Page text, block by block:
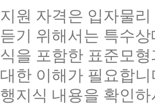
지원 자격은 입자물
듣기 위해서는 특수
식을 포함한 표준모
대한 이해가 필요합
행지식 내용을 확인